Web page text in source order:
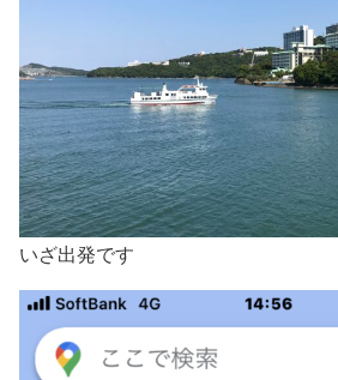
いざ出発です